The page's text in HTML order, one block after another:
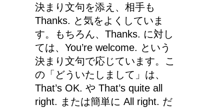
決まり文句を添え、相手も
Thanks. と気をよくしていま
す。もちろん、Thanks. に対し
ては、You’re welcome. という
決まり文句で応じています。こ
の「どういたしまして」は、
That’s OK. や That’s quite all
right. または簡単に All right. だ